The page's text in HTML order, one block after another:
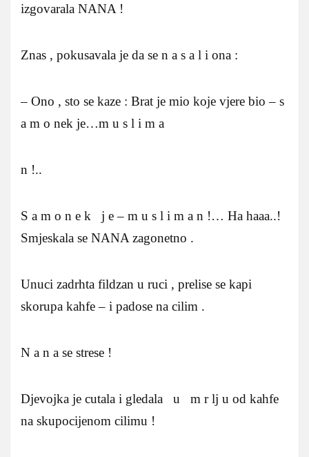
izgovarala NANA !
Znas , pokusavala je da se n a s a l i ona :
– Ono , sto se kaze : Brat je mio koje vjere bio – s
a m o nek je…m u s l i m a
n !..
S a m o n e k j e – m u s l i m a n !… Ha haaa..!
Smjeskala se NANA zagonetno .
Unuci zadrhta fildzan u ruci , prelise se kapi
skorupa kahfe – i padose na cilim .
N a n a se strese !
Djevojka je cutala i gledala u m r lj u od kahfe
na skupocijenom cilimu !